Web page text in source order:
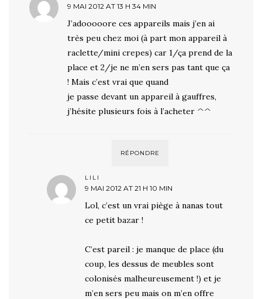
9 MAI 2012 AT 13 H 34 MIN
J’adooooore ces appareils mais j’en ai
très peu chez moi (à part mon appareil à
raclette/mini crepes) car 1/ça prend de la
place et 2/je ne m’en sers pas tant que ça
! Mais c’est vrai que quand
je passe devant un appareil à gauffres,
j’hésite plusieurs fois à l’acheter ^^
RÉPONDRE
LILI
9 MAI 2012 AT 21 H 10 MIN
Lol, c’est un vrai piège à nanas tout
ce petit bazar !
C’est pareil : je manque de place (du
coup, les dessus de meubles sont
colonisés malheureusement !) et je
m’en sers peu mais on m’en offre